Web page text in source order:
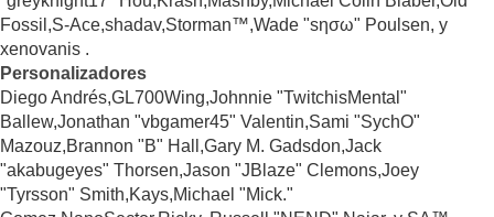
Fossil,S-Ace,shadav,Storman™,Wade "sησω" Poulsen, y
xenovanis .
Personalizadores
Diego Andrés,GL700Wing,Johnnie "TwitchisMental"
Ballew,Jonathan "vbgamer45" Valentin,Sami "SychO"
Mazouz,Brannon "B" Hall,Gary M. Gadsdon,Jack
"akabugeyes" Thorsen,Jason "JBlaze" Clemons,Joey
"Tyrsson" Smith,Kays,Michael "Mick."